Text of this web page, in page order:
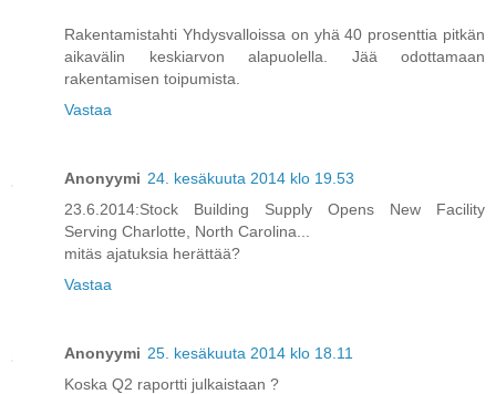
Rakentamistahti Yhdysvalloissa on yhä 40 prosenttia pitkän
aikavälin keskiarvon alapuolella. Jää odottamaan
rakentamisen toipumista.
Vastaa
Anonyymi 24. kesäkuuta 2014 klo 19.53
23.6.2014:Stock Building Supply Opens New Facility
Serving Charlotte, North Carolina...
mitäs ajatuksia herättää?
Vastaa
Anonyymi 25. kesäkuuta 2014 klo 18.11
Koska Q2 raportti julkaistaan ?